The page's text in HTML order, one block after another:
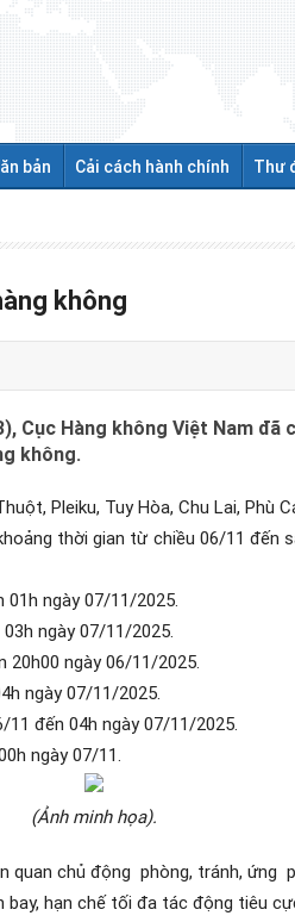
bản Cải cách hành chính Thư
không
Cục Hàng không Việt Nam đã
không.
Pleiku, Tuy Hòa, Chu Lai, Phù
thời gian từ chiều 06/11 đến
01h ngày 07/11/2025.
ngày 07/11/2025.
20h00 ngày 06/11/2025.
ngày 07/11/2025.
đến 04h ngày 07/11/2025.
ngày 07/11.
(Ảnh minh họa).
quan chủ động phòng, tránh, ứng
hạn chế tối đa tác động tiêu